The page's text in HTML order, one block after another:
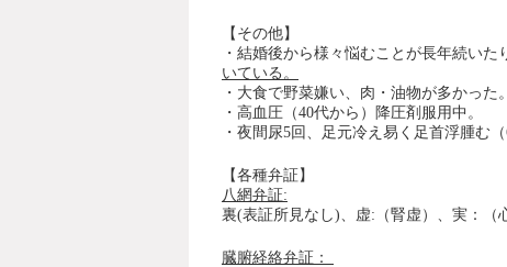
【その他】
・結婚後から様々悩むことが長年続いた
いている。
・大食で野菜嫌い、肉・油物が多かった。
・高血圧（40代から）降圧剤服用中。
・ 夜間尿5回 、 足元冷え易く足首浮腫む（
【各種弁証】
八網弁証:
裏(表証所見なし)、虚:（腎虚）、実：（
臓腑経絡弁証：